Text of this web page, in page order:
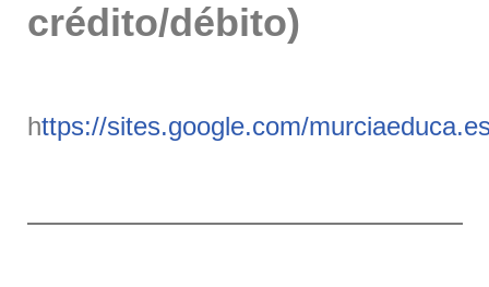
crédito/débito)
https://sites.google.com/